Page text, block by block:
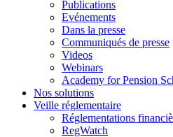
Publications
Evénements
Dans la presse
Communiqués de presse
Videos
Webinars
Academy for Pension
Nos solutions
Veille réglementaire
Réglementations
RegWatch